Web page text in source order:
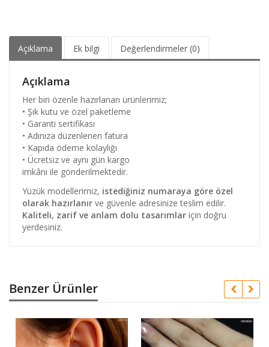
Açıklama Ek bilgi Değerlendirmeler (0)
Açıklama
Her biri özenle hazırlanan ürünlerimiz;
• Şık kutu ve özel paketleme
• Garanti sertifikası
• Adınıza düzenlenen fatura
• Kapıda ödeme kolaylığı
• Ücretsiz ve aynı gün kargo
imkânı ile gönderilmektedir.
Yüzük modellerimiz, istediğiniz numaraya göre özel
olarak hazırlanır ve güvenle adresinize teslim edilir.
Kaliteli, zarif ve anlam dolu tasarımlar için doğru
yerdesiniz.
Benzer Ürünler